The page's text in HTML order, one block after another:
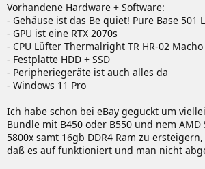
Vorhandene Hardware + Software:
- Gehäuse ist das Be quiet! Pure Base 501
- GPU ist eine RTX 2070s
- CPU Lüfter Thermalright TR HR-02 Macho
- Festplatte HDD + SSD
- Peripheriegeräte ist auch alles da
- Windows 11 Pro
Ich habe schon bei eBay geguckt um
Bundle mit B450 oder B550 und nem AMD
5800x samt 16gb DDR4 Ram zu
daß es auf funktioniert und man nicht